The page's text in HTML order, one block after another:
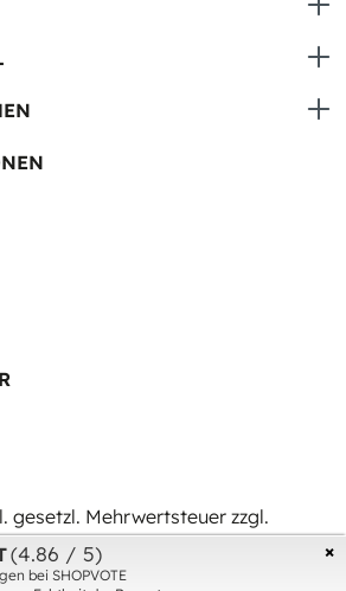
gesetzl. Mehrwertsteuer zzgl.
ggf. Nachnahmegebühren, wenn
angegeben.
×
(4.86 / 5)
bei SHOPVOTE